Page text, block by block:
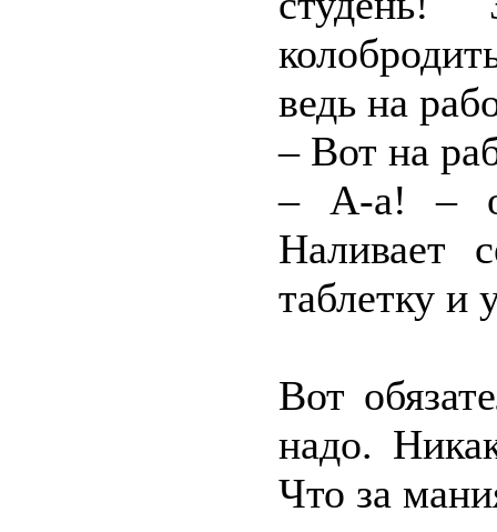
ведь на
– Вот на
– А-а! –
Наливает
таблетку и
Вот
надо.
Что за